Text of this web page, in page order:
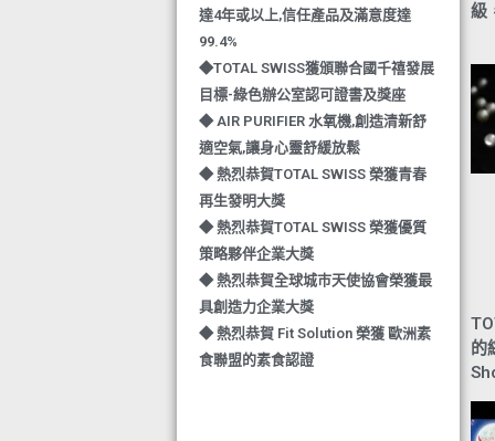
達4年或以上,信任產品及滿意度達
99.4%
◆TOTAL SWISS獲頒聯合國千禧發展
目標-綠色辦公室認可證書及獎座
◆ AIR PURIFIER 水氧機,創造清新舒
適空氣,讓身心靈舒緩放鬆
◆ 熱烈恭賀TOTAL SWISS 榮獲青春
再生發明大獎
◆ 熱烈恭賀TOTAL SWISS 榮獲優質
策略夥伴企業大獎
◆ 熱烈恭賀全球城巿天使協會榮獲最
具創造力企業大獎
◆ 熱烈恭賀 Fit Solution 榮獲 歐洲素
食聯盟的素食認證
級
的